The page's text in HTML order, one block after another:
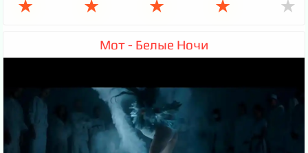
★ ★ ★ ★ ★
Мот - Белые Ночи